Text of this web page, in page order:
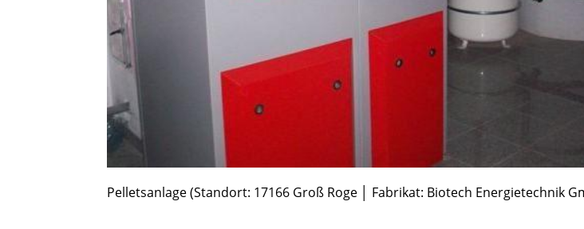
Pelletsanlage (Standort: 17166 Groß Roge │ Fabrikat: Biotech Energietechnik